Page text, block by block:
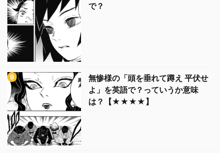
で？
無惨様の「頭を垂れて蹲え 平伏せ
よ」を英語で？っていうか意味
は？【★★★★】